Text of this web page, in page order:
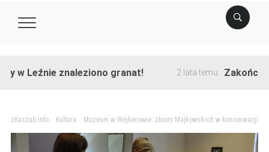
znaleziono granat! 2 lata temu Zakończono
zKaszub.info> Kultura Muzeum w Wejherowie: zbiory Majkowskich w konserwacji